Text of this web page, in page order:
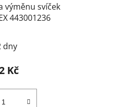
výměnu svíček
443001236
dny
Kč